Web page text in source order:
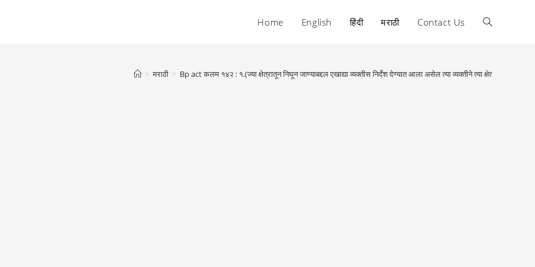
Home English हिंदी मराठी Contact Us Toggle
> मराठी > Bp act कलम १४२ : १.(ज्या क्षेत्रातून निघून जाण्याबद्दल एखाद्या व्यक्तीस निर्देश देण्यात आला असेल त्या व्यक्तीने त्या क्षेत्रात